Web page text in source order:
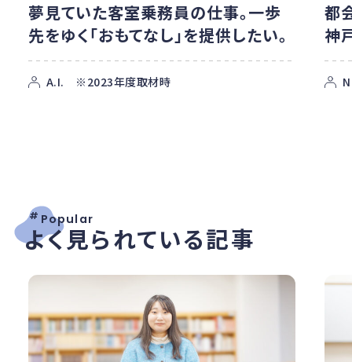
夢見ていた客室乗務員の仕事。一歩
先をゆく「おもてなし」を提供したい。
A.I. ※2023年度取材時
都
神
# Popular
よく見られている記事